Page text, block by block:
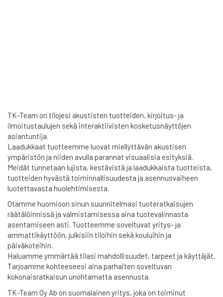
TK-Team on tilojesi akustisten tuotteiden, kirjoitus- ja
ilmoitustaulujen sekä interaktiivisten kosketusnäyttöjen
asiantuntija.
Laadukkaat tuotteemme luovat miellyttävän akustisen
ympäristön ja niiden avulla parannat visuaalisia esityksiä.
Meidät tunnetaan lujista, kestävistä ja laadukkaista tuotteista,
tuotteiden hyvästä toiminnallisuudesta ja asennusvaiheen
luotettavasta huolehtimisesta.
Otamme huomioon sinun suunnitelmasi tuoteratkaisujen
räätälöinnissä ja valmistamisessa aina tuotevalinnasta
asentamiseen asti. Tuotteemme soveltuvat yritys- ja
ammattikäyttöön, julkisiin tiloihin sekä kouluihin ja
päiväkoteihin.
Haluamme ymmärtää tilasi mahdollisuudet, tarpeet ja käyttäjät.
Tarjoamme kohteeseesi aina parhaiten soveltuvan
kokonaisratkaisun unohtamatta asennusta.
TK-Team Oy Ab on suomalainen yritys, joka on toiminut